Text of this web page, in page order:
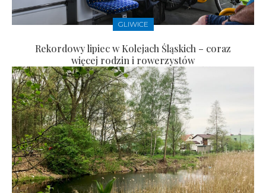
GLIWICE
Rekordowy lipiec w Kolejach Śląskich – coraz
więcej rodzin i rowerzystów